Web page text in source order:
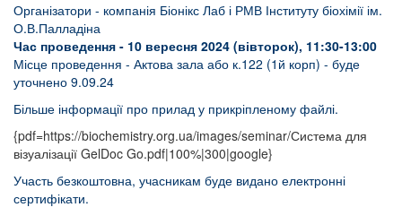
Організатори - компанія Біонікс Лаб і РМВ Інституту біохімії ім.
О.В.Палладіна
Час проведення - 10 вересня 2024 (вівторок), 11:30-13:00
Місце проведення - Актова зала або к.122 (1й корп) - буде
уточнено 9.09.24
Більше інформації про прилад у прикріпленому файлі.
{pdf=https://biochemistry.org.ua/images/seminar/Система для
візуалізації GelDoc Go.pdf|100%|300|google}
Участь безкоштовна, учасникам буде видано електронні
сертифікати.